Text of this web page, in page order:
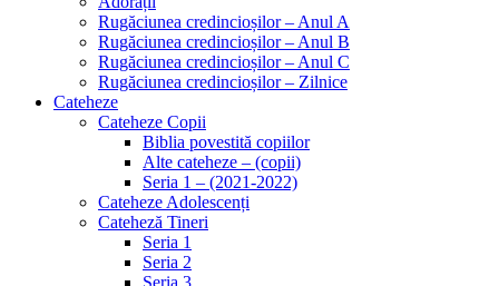
Rugăciunea credincioșilor – Anul A
Rugăciunea credincioșilor – Anul B
Rugăciunea credincioșilor – Anul C
Rugăciunea credincioșilor – Zilnice
Cateheze
Cateheze Copii
Biblia povestită copiilor
Alte cateheze – (copii)
Seria 1 – (2021-2022)
Cateheze Adolescenți
Cateheză Tineri
Seria 1
Seria 2
Seria 3